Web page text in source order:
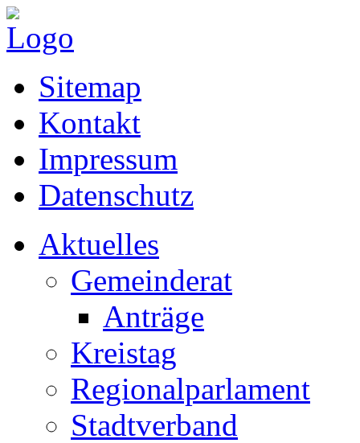
Sitemap
Kontakt
Impressum
Datenschutz
Aktuelles
Gemeinderat
Anträge
Kreistag
Regionalparlament
Stadtverband